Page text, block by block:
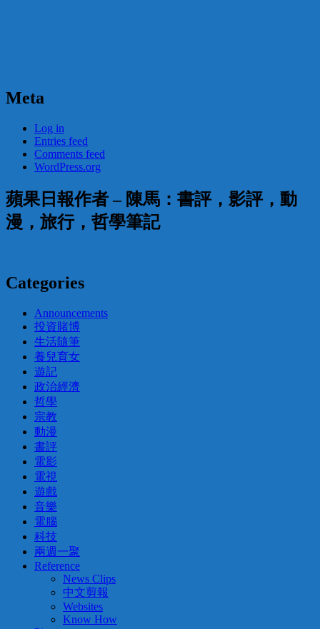
Meta
Log in
Entries feed
Comments feed
WordPress.org
蘋果日報作者 – 陳馬：書評，影評，動
漫，旅行，哲學筆記
Categories
Announcements
投資賭博
生活隨筆
養兒育女
遊記
政治經濟
哲學
宗教
動漫
書評
電影
電視
遊戲
音樂
電腦
科技
兩週一聚
Reference
News Clips
中文剪報
Websites
Know How